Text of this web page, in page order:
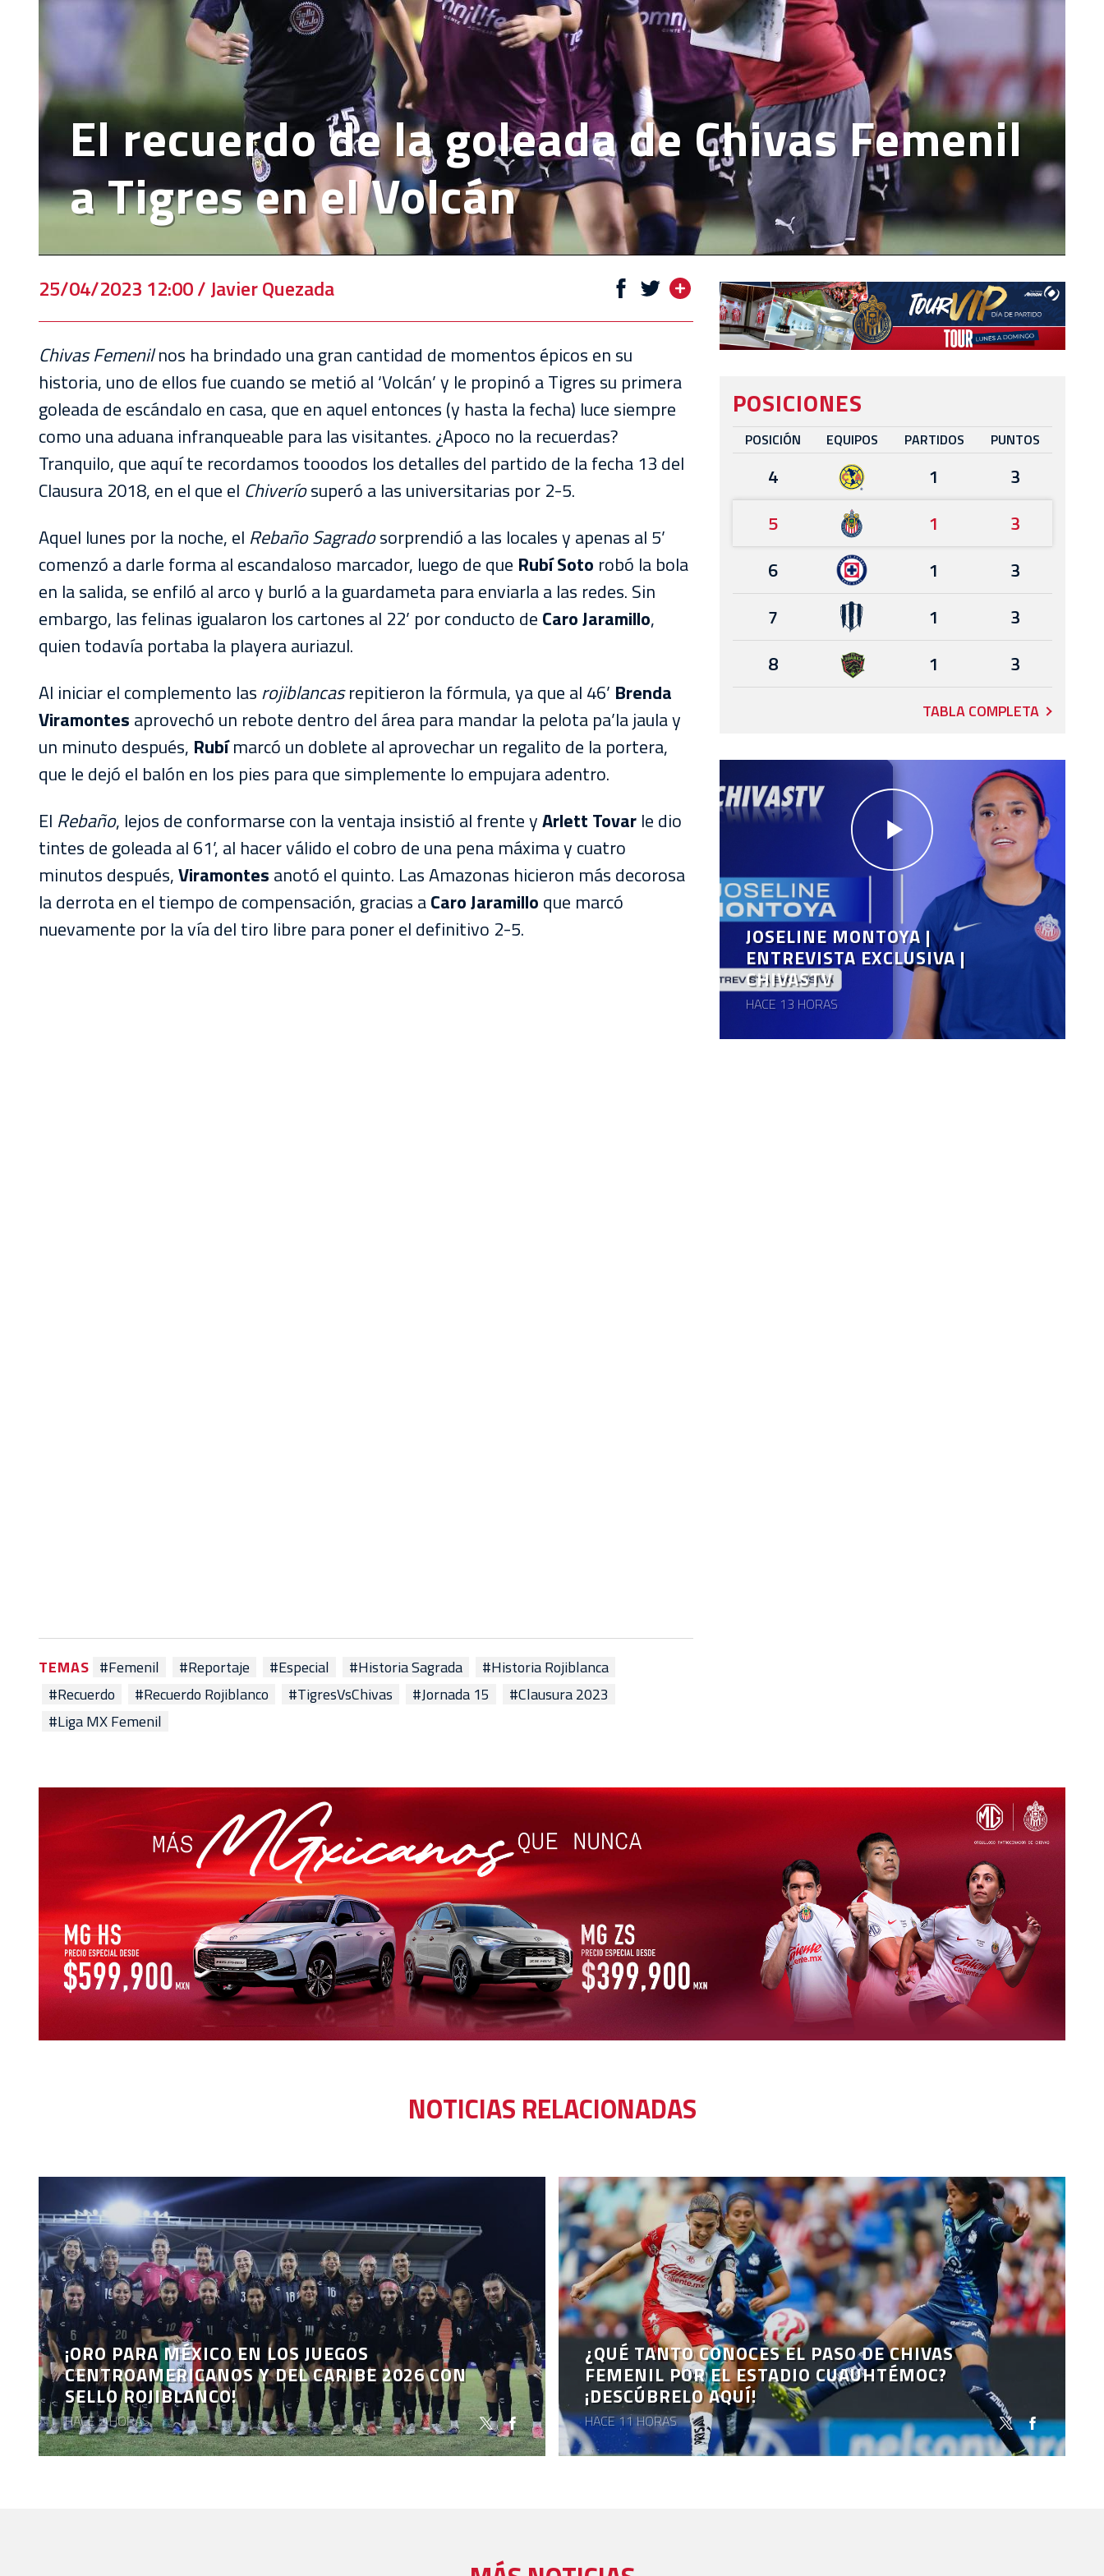
BOLETOS
CHIVABONOS
EVENTOS
DEPORTIVOS
REBAÑO
TIENDA
CHIVAS
CHIVASTV
ESTADIO
AKRON
TOUR
ESTADIO
AKRON
El recuerdo de la goleada de Chivas Femenil
a Tigres en el Volcán
25/04/2023 12:00 / Javier Quezada
Chivas Femenilnos ha brindado una gran cantidad de momentos épicos en su
historia, uno de ellos fue cuando se metió al ‘Volcán’ y le propinó a Tigres su primera
goleada de escándalo en casa, que en aquel entonces (y hasta la fecha) luce siempre
como una aduana infranqueable para las visitantes. ¿Apoco no la recuerdas?
Tranquilo, que aquí te recordamos tooodos los detalles del partido de la fecha 13 del
Clausura 2018, en el que el Chiveríosuperó a las universitarias por 2-5.
Aquel lunes por la noche, el Rebaño Sagradosorprendió a las locales y apenas al 5’
comenzó a darle forma al escandaloso marcador, luego de que Rubí Soto robó la bola
en la salida, se enfiló al arco y burló a la guardameta para enviarla a las redes. Sin
embargo, las felinas igualaron los cartones al 22’ por conducto de Caro Jaramillo,
quien todavía portaba la playera auriazul.
Al iniciar el complemento las rojiblancasrepitieron la fórmula, ya que al 46’ Brenda
Viramontes aprovechó un rebote dentro del área para mandar la pelota pa’la jaula y
un minuto después, Rubímarcó un doblete al aprovechar un regalito de la portera,
que le dejó el balón en los pies para que simplemente lo empujara adentro.
El Rebaño, lejos de conformarse con la ventaja insistió al frente yArlett Tovar le dio
tintes de goleada al 61’, al hacer válido el cobro de una pena máxima y cuatro
minutos después,Viramontes anotó el quinto. Las Amazonas hicieron más decorosa
la derrota en el tiempo de compensación, gracias aCaro Jaramillo que marcó
nuevamente por la vía del tiro libre para poner el definitivo 2-5.
TEMAS #Femenil #Reportaje #Especial #Historia Sagrada
#Historia Rojiblanca
#Recuerdo
#Recuerdo Rojiblanco #TigresVsChivas #Jornada 15
#Clausura 2023
#Liga MX Femenil
POSICIONES
POSICIÓN EQUIPOS PARTIDOS PUNTOS
4 1
3
5
1
3
6
1
3
7
1
3
8
1 3
TABLA COMPLETA
JOSELINE MONTOYA |
ENTREVISTA EXCLUSIVA |
CHIVASTV
HACE 13 HORAS
NOTICIAS RELACIONADAS
¡ORO PARA MÉXICO EN LOS JUEGOS
CENTROAMERICANOS Y DEL CARIBE 2026 CON
SELLO ROJIBLANCO!
HACE 2 HORAS
¿QUÉ TANTO CONOCES EL PASO DE CHIVAS
FEMENIL POR EL ESTADIO CUAUHTÉMOC?
¡DESCÚBRELO AQUÍ!
HACE 11 HORAS